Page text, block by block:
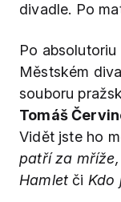
divadle. Po
Po
Městském
souboru
Tomáš
Vidět jste ho
patří za mříže,
Hamlet či Kdo